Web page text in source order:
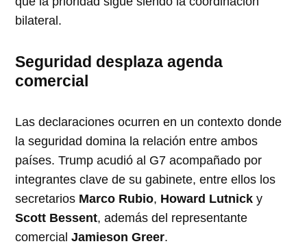
bilateral.
Seguridad desplaza agenda
comercial
Las declaraciones ocurren en un contexto donde
la seguridad domina la relación entre ambos
países. Trump acudió al G7 acompañado por
integrantes clave de su gabinete, entre ellos los
secretarios Marco Rubio, Howard Lutnick y
Scott Bessent, además del representante
comercialJamieson Greer.